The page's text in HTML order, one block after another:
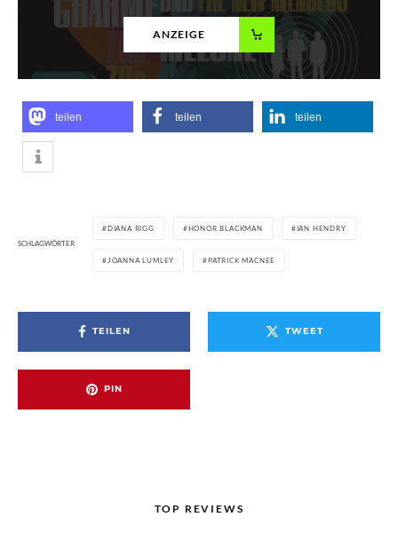
ANZEIGE
teilen teilen teilen
SCHLAGWÖRTER
DIANA RIGG HONOR BLACKMAN IAN HENDRY
JOANNA LUMLEY PATRICK MACNEE
TEILEN TWEET
PIN
TOP REVIEWS